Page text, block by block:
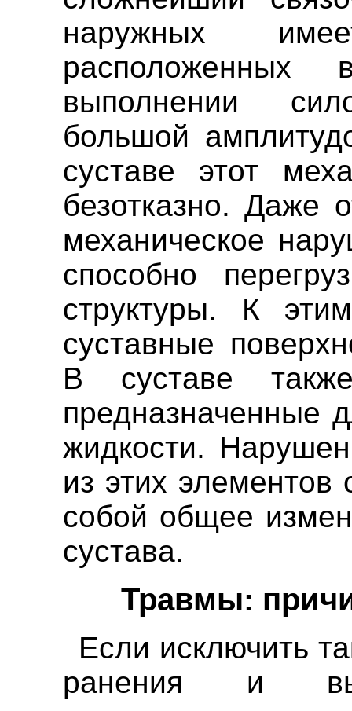
наружных
расположенных
выполнении
большой
суставе этот
безотказно. Даже
механическое
способно
структуры. К
суставные
В суставе
предназначенные
жидкости.
из этих элементов
собой общее
сустава.
Травмы:
Если исключить
ранения и